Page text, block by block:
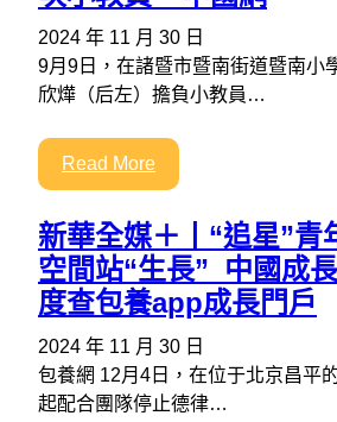
2024 年 11 月 30 日
9月9日，在諸暨市暨南街道暨南小
欣燁（后左）擔負小教員…
Read More
新華全媒＋丨“追星”青
空間站“生長”_中國成
度查包養app成長門戶
2024 年 11 月 30 日
包養網 12月4日，在位于北京昌平
起配合團隊停止德律…